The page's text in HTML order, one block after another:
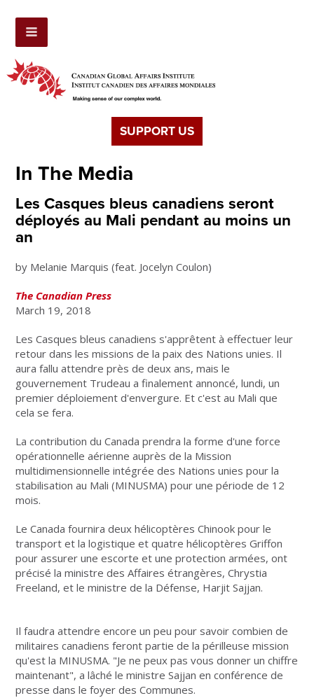
SUPPORT US
In The Media
Les Casques bleus canadiens seront
déployés au Mali pendant au moins un
an
by Melanie Marquis (feat. Jocelyn Coulon)
The Canadian Press
March 19, 2018
Les Casques bleus canadiens s'apprêtent à effectuer leur
retour dans les missions de la paix des Nations unies. Il
aura fallu attendre près de deux ans, mais le
gouvernement Trudeau a finalement annoncé, lundi, un
premier déploiement d'envergure. Et c'est au Mali que
cela se fera.
La contribution du Canada prendra la forme d'une force
opérationnelle aérienne auprès de la Mission
multidimensionnelle intégrée des Nations unies pour la
stabilisation au Mali (MINUSMA) pour une période de 12
mois.
Le Canada fournira deux hélicoptères Chinook pour le
transport et la logistique et quatre hélicoptères Griffon
pour assurer une escorte et une protection armées, ont
précisé la ministre des Affaires étrangères, Chrystia
Freeland, et le ministre de la Défense, Harjit Sajjan.
Il faudra attendre encore un peu pour savoir combien de
militaires canadiens feront partie de la périlleuse mission
qu'est la MINUSMA. "Je ne peux pas vous donner un chiffre
maintenant", a lâché le ministre Sajjan en conférence de
presse dans le foyer des Communes.